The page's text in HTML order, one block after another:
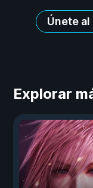
Únete
Explorar